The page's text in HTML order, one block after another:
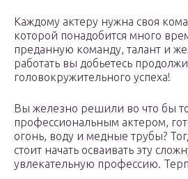
Каждому актеру нужна своя
которой понадобится много
преданную команду, талант и
работать вы добьетесь
головокружительного успеха!
Вы железно решили во что бы то
профессиональным актером,
огонь, воду и медные трубы?
стоит начать осваивать эту
увлекательную профессию.